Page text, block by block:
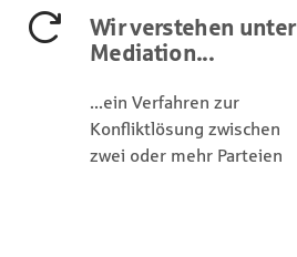
Wir verstehen unter
Mediation...
...ein Verfahren zur
Konfliktlösung zwischen
zwei oder mehr Parteien